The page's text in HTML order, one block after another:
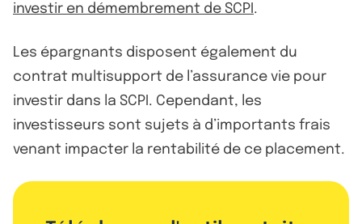
investir en démembrement de SCPI .
Les épargnants disposent également du
contrat multisupport de l’assurance vie pour
investir dans la SCPI. Cependant, les
investisseurs sont sujets à d’importants frais
venant impacter la rentabilité de ce placement.